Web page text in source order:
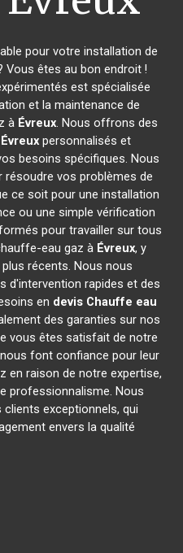
pour votre installation de
Vous êtes au bon endroit !
est spécialisée
et la maintenance de
à Évreux. Nous offrons des
Évreux personnalisés et
besoins spécifiques. Nous
résoudre vos problèmes de
ce soit pour une installation
ou une simple vérification
pour travailler sur tous
eau gaz à Évreux, y
récents. Nous nous
d'intervention rapides et des
en devis Chauffe eau
des garanties sur nos
vous êtes satisfait de notre
nous font confiance pour leur
en raison de notre expertise,
professionnalisme. Nous
exceptionnels, qui
envers la qualité